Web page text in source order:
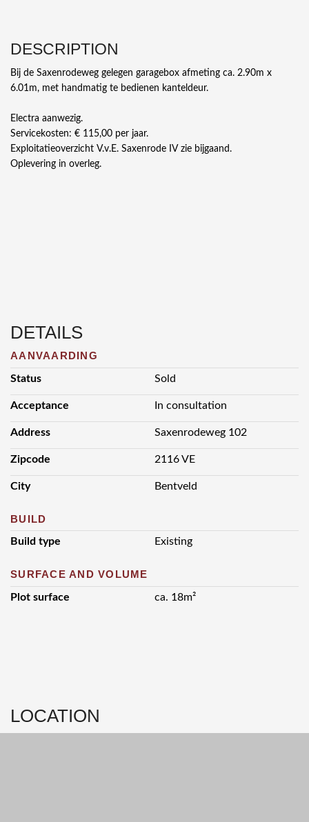
DESCRIPTION
Bij de Saxenrodeweg gelegen garagebox afmeting ca. 2.90m x
6.01m, met handmatig te bedienen kanteldeur.
Electra aanwezig.
Servicekosten: € 115,00 per jaar.
Exploitatieoverzicht V.v.E. Saxenrode IV zie bijgaand.
Oplevering in overleg.
DETAILS
AANVAARDING
Status Sold
Acceptance In consultation
Address Saxenrodeweg 102
Zipcode 2116 VE
City Bentveld
BUILD
Build type Existing
SURFACE AND VOLUME
Plot surface ca. 18m²
LOCATION